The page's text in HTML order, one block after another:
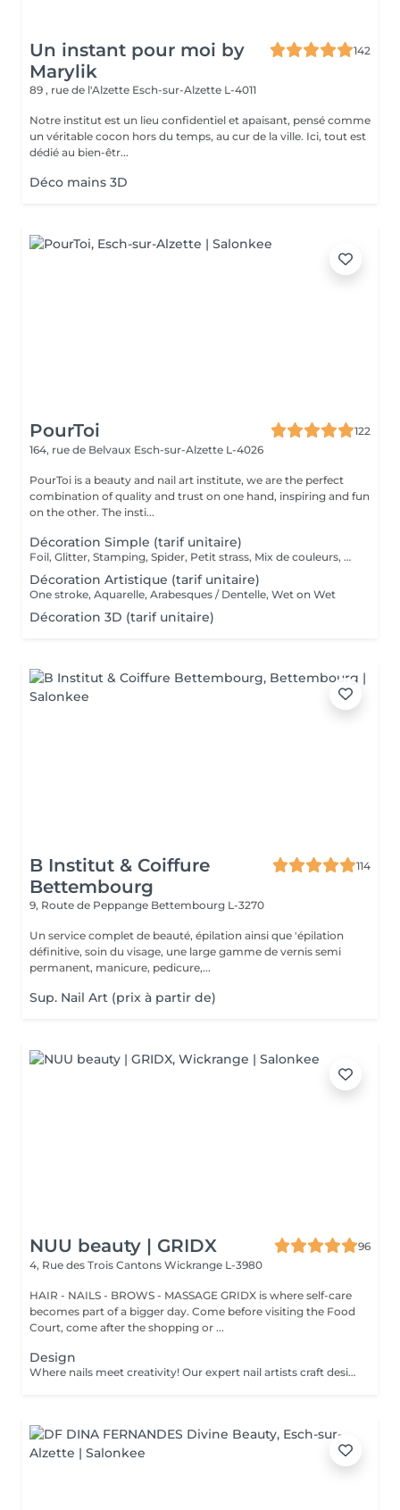
Un instant pour moi by
Marylik
142
89 , rue de l'Alzette Esch-sur-Alzette L-4011
Notre institut est un lieu confidentiel et apaisant, pensé comme
un véritable cocon hors du temps, au cur de la ville. Ici, tout est
dédié au bien-êtr...
Déco mains 3D
PourToi
122
164, rue de Belvaux Esch-sur-Alzette L-4026
PourToi is a beauty and nail art institute, we are the perfect
combination of quality and trust on one hand, inspiring and fun
on the other. The insti...
Décoration Simple (tarif unitaire)
Foil, Glitter, Stamping, Spider, Petit strass, Mix de couleurs, Effet marbré, Effet sucré
Décoration Artistique (tarif unitaire)
One stroke, Aquarelle, Arabesques / Dentelle, Wet on Wet
Décoration 3D (tarif unitaire)
B Institut & Coiffure
Bettembourg
114
9, Route de Peppange Bettembourg L-3270
Un service complet de beauté, épilation ainsi que 'épilation
définitive, soin du visage, une large gamme de vernis semi
permanent, manicure, pedicure,...
Sup. Nail Art (prix à partir de)
NUU beauty | GRIDX
96
4, Rue des Trois Cantons Wickrange L-3980
HAIR - NAILS - BROWS - MASSAGE GRIDX is where self-care
becomes part of a bigger day. Come before visiting the Food
Court, come after the shopping or ...
Design
Where nails meet creativity! Our expert nail artists craft designs of any complexity, bringing your vision to life with precision and artistry. Whether you're dreaming of a classic French, a chic gradient, or intricate drawings on any number of nails, we've got you covered. For a flawless french, stunning chrome powder, or elegant baby boomer (gradient) effect, we ensure that every nail is a work of art. Prefer a unique touch on just a few nails? No problem! You can choose to personalise your design, creating a one-of-a-kind look that's as individual as you are. Let your nails speak your style!